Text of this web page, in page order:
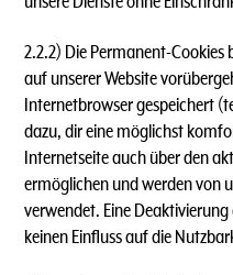
2.2.2) Die Permanent-Cookies
auf unserer Website
Internetbrowser gespeichert
dazu, dir eine möglichst
Internetseite auch über den
ermöglichen und werden von
verwendet. Eine
keinen Einfluss auf die